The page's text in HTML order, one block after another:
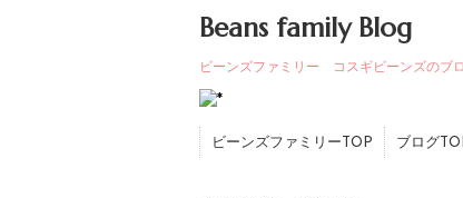
Beans family Blog
ビーンズファミリー コスギビーンズのブ
ビーンズファミリーTOP ブログ